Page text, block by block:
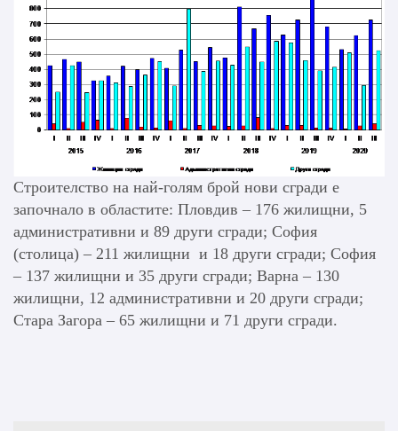
Строителство на най-голям брой нови сгради е
започнало в областите: Пловдив – 176 жилищни, 5
административни и 89 други сгради; София
(столица) – 211 жилищни и 18 други сгради; София
– 137 жилищни и 35 други сгради; Варна – 130
жилищни, 12 административни и 20 други сгради;
Стара Загора – 65 жилищни и 71 други сгради.